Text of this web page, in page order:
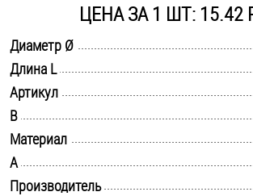
Саморезы и шурупы
Стопорные кольца
Хомуты
ЦЕНА ЗА 1 ШТ: 15.42
Диаметр Ø
Длина L
Артикул
B
Материал
A
Производитель